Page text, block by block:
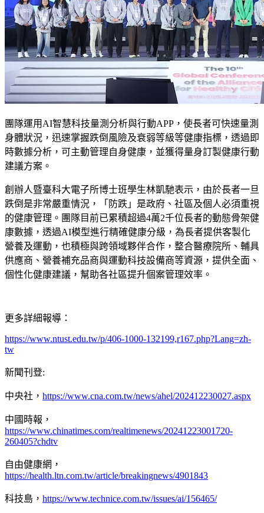
團隊運用AI智慧科技量測分析與行動APP，使長者可快速量測
身體狀況，迅速掌握跌倒風險及衰弱等級等健康指標，透過即
時數據分析，可主動管理自身健康，並獲得量身訂製健康行動
建議方案。
創辦人暨臺科大電子所博士班學生林凱馳表示，由於長者一旦
跌倒是非常嚴重情況，「防跌」是政府、社區及個人必須重視
的健康管理。團隊目前已累積超過4萬2千位長者的動態骨架健
康數據，透過AI模型進行精確健康分級，為長者提供客製化
營養及運動，也積極與跨領域夥伴合作，整合醫療院所、輔具
供應商、營養補充品商與運動科技設備商等資源，提供全面、
個性化健康建議，幫助各社區提升個案管理效率。
更多詳細報導：
https://www.ntust.edu.tw/p/406-1000-132199,r167.php?Lang=zh-
tw
新聞刊登:
中央社， https://www.cna.com.tw/news/ahel/202412230027.aspx
中國時報，
https://www.chinatimes.com/realtimenews/20241223001720-
260405?chdtv
自由健康網，
https://health.ltn.com.tw/article/breakingnews/4901843
科技島， https://www.technice.com.tw/issues/ai/156465/